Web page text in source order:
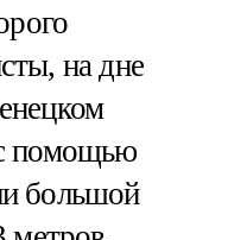
на дне
помощью
большой